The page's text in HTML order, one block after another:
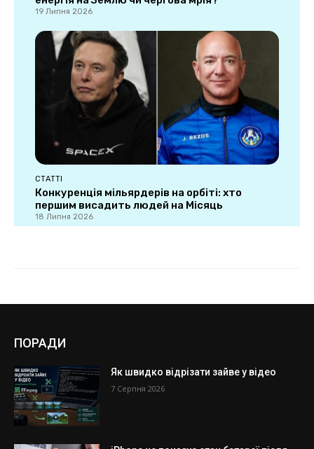
ПОРАДИ
Як швидко відрізати зайве у відео
7 Серпня 2026